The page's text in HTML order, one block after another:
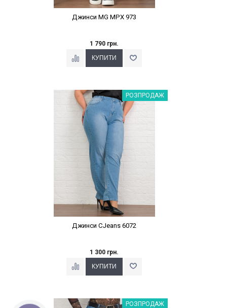
Джинси MG MPX 973
1 790 грн.
Наклейки Варіант з %РОЗПРОДАЖ
Джинси CJeans 6072
1 300 грн.
Наклейки Варіант з %РОЗПРОДАЖ